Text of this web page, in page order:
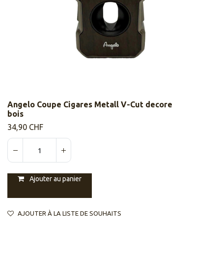
Angelo Coupe Cigares Metall V-Cut decore
bois
34,90 CHF
Ajouter au panier
AJOUTER À LA LISTE DE SOUHAITS